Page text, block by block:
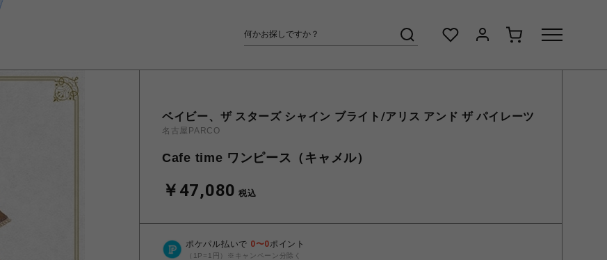
ベイビー、ザ スターズ シャイン ブライト/アリス アンド ザ パイレーツ
名古屋PARCO
Cafe time ワンピース（キャメル）
￥47,080 税込
ポケパル払いで 0〜0ポイント
（1P=1円）※キャンペーン分除く